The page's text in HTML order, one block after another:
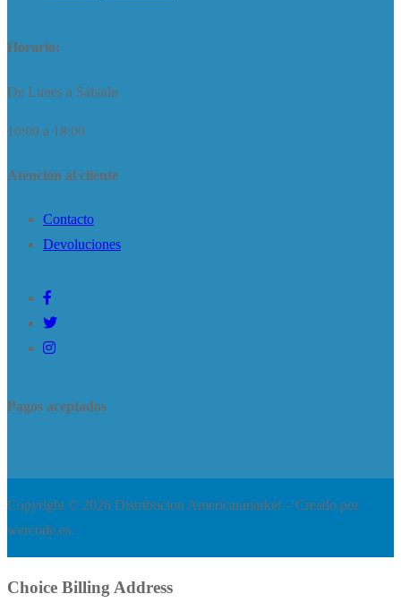
Horario:
De Lunes a Sábado
10:00 a 18:00
Atención al cliente
Contacto
Devoluciones
Pagos aceptados
Copyright © 2026 Distribucion Americanmarket – Creado por
wercode.es.
Choice Billing Address